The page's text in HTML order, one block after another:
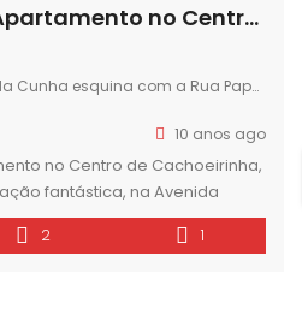
Vendo Excelente Apartamento no Centro de Cachoeirinha
esquina com a Rua Papa João XXIII
10 anos ago
no Centro de Cachoeirinha,
fantástica, na Avenida
com a Rua Papa João
com 68,70 m2 de área privativa,
2 1